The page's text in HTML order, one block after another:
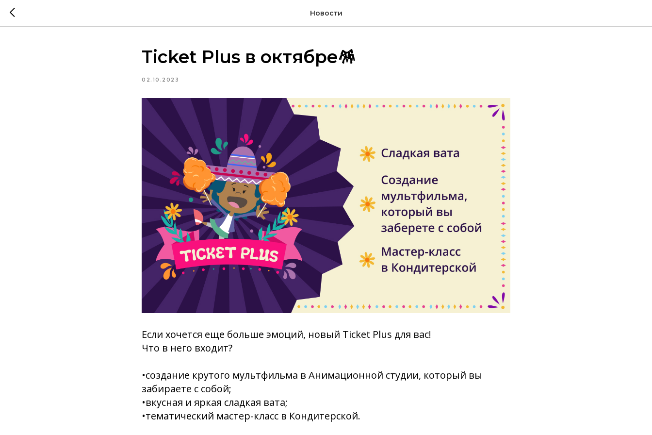
Новости
Ticket Plus в октябре🪅
02.10.2023
Если хочется еще больше эмоций, новый Ticket Plus для вас!
Что в него входит?
•создание крутого мультфильма в Анимационной студии, который вы
забираете с собой;
•вкусная и яркая сладкая вата;
•тематический мастер-класс в Кондитерской.